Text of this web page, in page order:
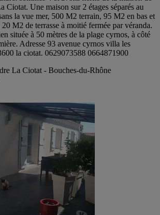
Ciotat. Une maison sur 2 étages séparés au
la vue mer, 500 M2 terrain, 95 M2 en bas et
M2 de terrasse à moitié fermée par véranda.
située à 50 mètres de la plage cyrnos, à côté
Adresse 93 avenue cyrnos villa les
la ciotat. 0629073588 0664871900
La Ciotat - Bouches-du-Rhône